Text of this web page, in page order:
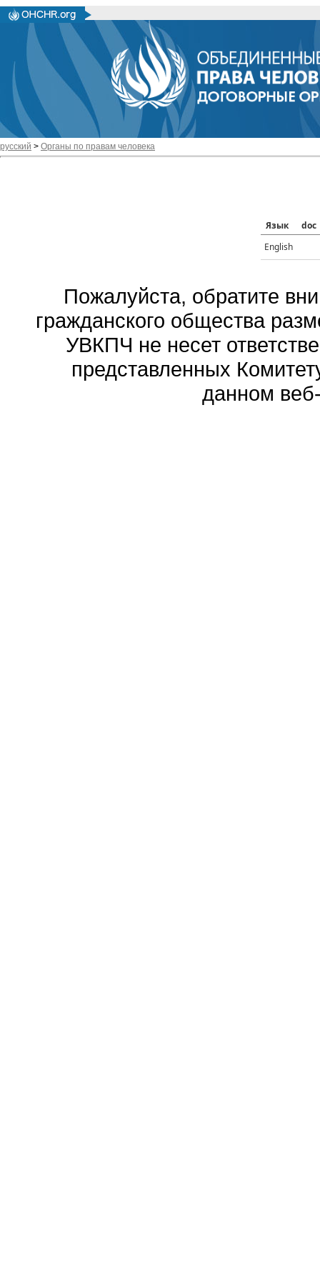
русский > Органы по правам человека
Язык
doc
English
Пожалуйста, обратите
гражданского общества
УВКПЧ не несет
представленных
данном